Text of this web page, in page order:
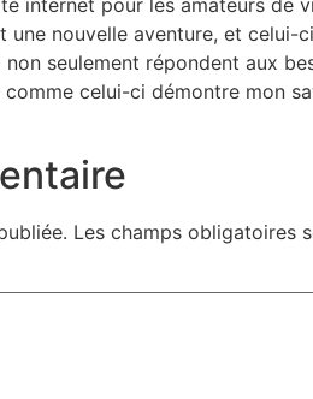
internet pour les amateurs de
une nouvelle aventure, et
seulement répondent aux
celui-ci démontre mon
Les champs obligatoires